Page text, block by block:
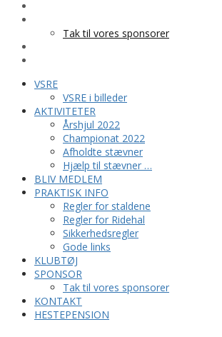
Tak til vores sponsorer
VSRE
VSRE i billeder
AKTIVITETER
Årshjul 2022
Championat 2022
Afholdte stævner
Hjælp til stævner …
BLIV MEDLEM
PRAKTISK INFO
Regler for staldene
Regler for Ridehal
Sikkerhedsregler
Gode links
KLUBTØJ
SPONSOR
Tak til vores sponsorer
KONTAKT
HESTEPENSION